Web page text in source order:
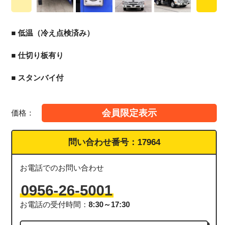
■ 低温（冷え点検済み）
■ 仕切り板有り
■ スタンバイ付
価格： 会員限定表示
問い合わせ番号： 17964
お電話でのお問い合わせ
0956-26-5001
お電話の受付時間：8:30～17:30